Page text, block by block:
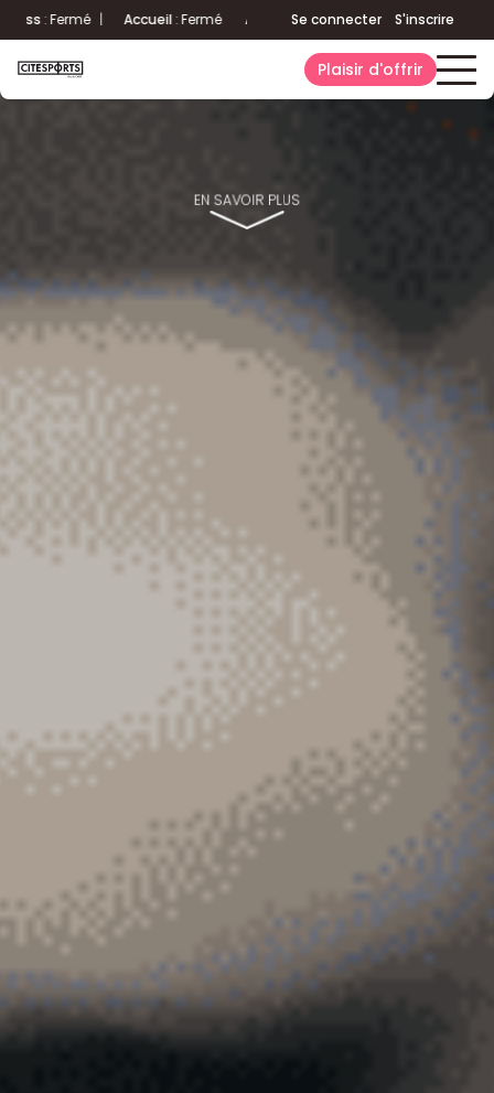
Fermé | Accueil:Fermé Aquatique Fermé | Fitness:Fermé
Se connecter S'inscrire
Plaisir d'offrir
EN SAVOIR PLUS